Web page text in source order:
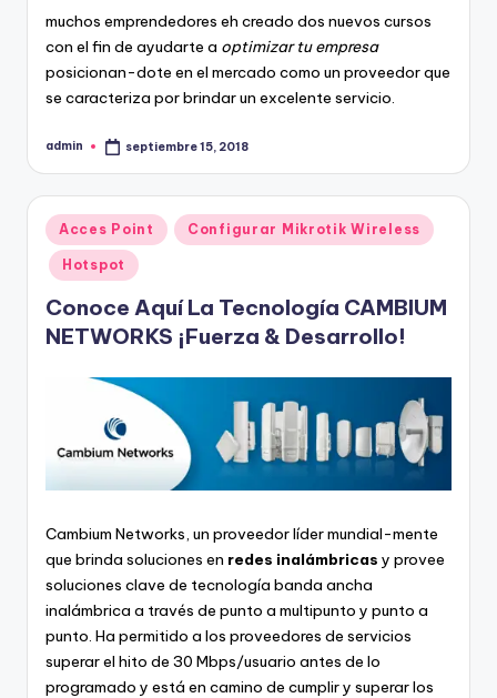
muchos emprendedores eh creado dos nuevos cursos
con el fin de ayudarte a optimizar tu empresa
posicionan-dote en el mercado como un proveedor que
se caracteriza por brindar un excelente servicio.
Publicado
admin septiembre 15, 2018
Publicado
en
Acces Point Configurar Mikrotik Wireless
Hotspot
Conoce Aquí La Tecnología CAMBIUM
NETWORKS ¡Fuerza & Desarrollo!
Cambium Networks, un proveedor líder mundial-mente
que brinda soluciones en redes inalámbricas y provee
soluciones clave de tecnología banda ancha
inalámbrica a través de punto a multipunto y punto a
punto. Ha permitido a los proveedores de servicios
superar el hito de 30 Mbps/usuario antes de lo
programado y está en camino de cumplir y superar los